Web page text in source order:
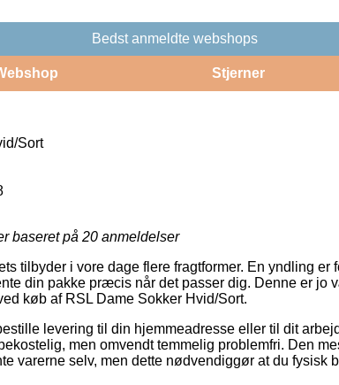
Bedst anmeldte webshops
Stjerner
Sort
baseret på 20 anmeldelser
tilbyder i vore dage flere fragtformer. En yndling er
din pakke præcis når det passer dig. Denne er jo
køb af RSL Dame Sokker Hvid/Sort.
levering til din hjemmeadresse eller til dit
men omvendt temmelig problemfri. Den
varerne selv, men dette nødvendiggør at du fysisk